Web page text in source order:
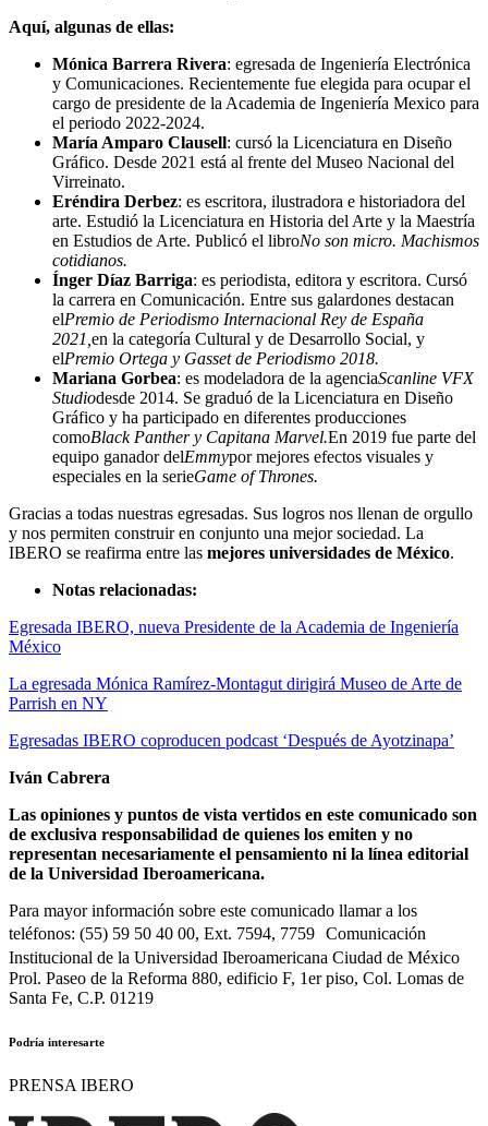
Aquí, algunas de ellas:
Mónica Barrera Rivera: egresada de Ingeniería Electrónica
y Comunicaciones. Recientemente fue elegida para ocupar el
cargo de presidente de la Academia de Ingeniería Mexico para
el periodo 2022-2024.
María Amparo Clausell: cursó la Licenciatura en Diseño
Gráfico. Desde 2021 está al frente del Museo Nacional del
Virreinato.
Eréndira Derbez: es escritora, ilustradora e historiadora del
arte. Estudió la Licenciatura en Historia del Arte y la Maestría
en Estudios de Arte. Publicó el libroNo son micro. Machismos
cotidianos.
Ínger Díaz Barriga: es periodista, editora y escritora. Cursó
la carrera en Comunicación. Entre sus galardones destacan
elPremio de Periodismo Internacional Rey de España
2021, en la categoría Cultural y de Desarrollo Social, y
elPremio Ortega y Gasset de Periodismo 2018.
Mariana Gorbea: es modeladora de la agenciaScanline VFX
Studiodesde 2014. Se graduó de la Licenciatura en Diseño
Gráfico y ha participado en diferentes producciones
comoBlack Panther y Capitana Marvel.En 2019 fue parte del
equipo ganador delEmmypor mejores efectos visuales y
especiales en la serieGame of Thrones.
Gracias a todas nuestras egresadas. Sus logros nos llenan de orgullo
y nos permiten construir en conjunto una mejor sociedad. La
IBERO se reafirma entre las mejores universidades de México.
Notas relacionadas:
Egresada IBERO, nueva Presidente de la Academia de Ingeniería
México
La egresada Mónica Ramírez-Montagut dirigirá Museo de Arte de
Parrish en NY
Egresadas IBERO coproducen podcast ‘Después de Ayotzinapa’
Iván Cabrera
Las opiniones y puntos de vista vertidos en este comunicado son
de exclusiva responsabilidad de quienes los emiten y no
representan necesariamente el pensamiento ni la línea editorial
de la Universidad Iberoamericana.
Para mayor información sobre este comunicado llamar a los
teléfonos: (55) 59 50 40 00, Ext. 7594, 7759 Comunicación
Institucional de la Universidad Iberoamericana Ciudad de México
Prol. Paseo de la Reforma 880, edificio F, 1er piso, Col. Lomas de
Santa Fe, C.P. 01219
Podría interesarte
PRENSA IBERO